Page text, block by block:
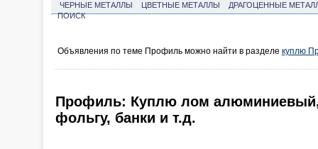
ЧЕРНЫЕ МЕТАЛЛЫ ЦВЕТНЫЕ МЕТАЛЛЫ
ДРАГОЦЕННЫЕ
ПОИСК
Объявления по теме Профиль можно найти в разделе куплю
Профиль: Куплю лом алюминиевый,
фольгу, банки и т.д.